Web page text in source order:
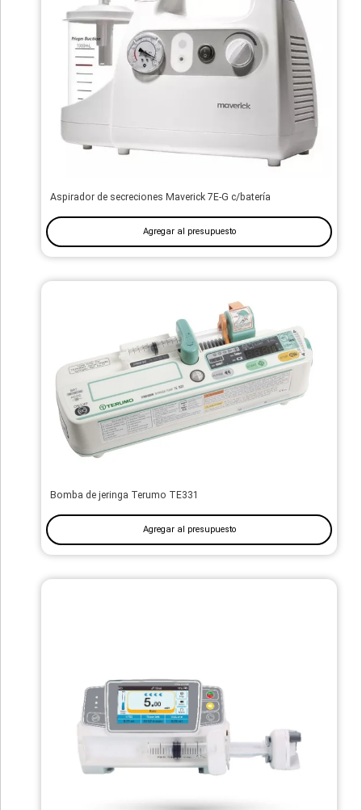
Aspirador de secreciones Maverick 7E-G c/batería
Agregar al presupuesto
Bomba de jeringa Terumo TE331
Agregar al presupuesto